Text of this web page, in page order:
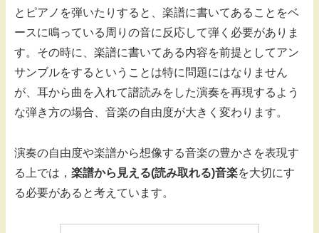
とピアノを弾いたりすると、楽譜に書いてあることをベ
ースに鳴っている周りの音に反応して弾く必要がありま
す。その時に、楽譜に書いてある内容を前提としてアン
サンブルをするということは特に問題にはなりません
が、耳から曲を入れて譜読みをした演奏を再現するよう
な弾き方の場合、音楽の自由度が大きく変わります。
演奏の自由度や楽譜から想像する音楽の豊かさを表現す
る上では， 楽譜から見える(読み取れる)音楽を大切にす
る必要があると考えています。